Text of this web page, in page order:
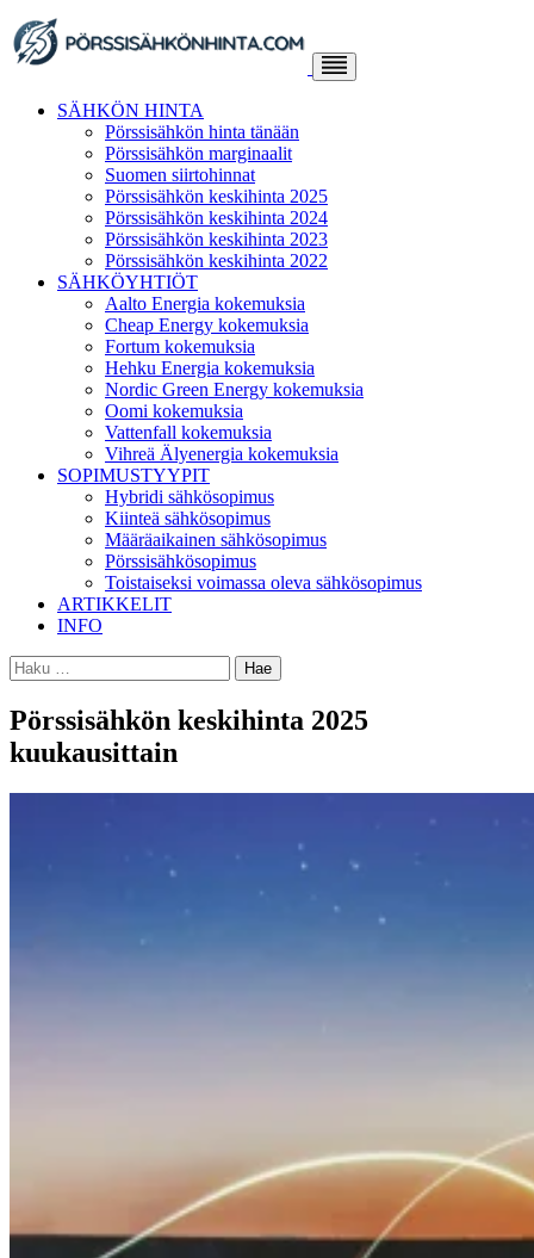
Skip
to
content
SÄHKÖN HINTA
Pörssisähkön hinta tänään
Pörssisähkön marginaalit
Suomen siirtohinnat
Pörssisähkön keskihinta 2025
Pörssisähkön keskihinta 2024
Pörssisähkön keskihinta 2023
Pörssisähkön keskihinta 2022
SÄHKÖYHTIÖT
Aalto Energia kokemuksia
Cheap Energy kokemuksia
Fortum kokemuksia
Hehku Energia kokemuksia
Nordic Green Energy kokemuksia
Oomi kokemuksia
Vattenfall kokemuksia
Vihreä Älyenergia kokemuksia
SOPIMUSTYYPIT
Hybridi sähkösopimus
Kiinteä sähkösopimus
Määräaikainen sähkösopimus
Pörssisähkösopimus
Toistaiseksi voimassa oleva sähkösopimus
ARTIKKELIT
INFO
Haku:
Pörssisähkön keskihinta 2025
kuukausittain